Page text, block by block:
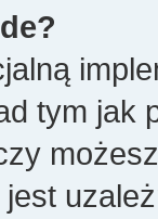
tym jak